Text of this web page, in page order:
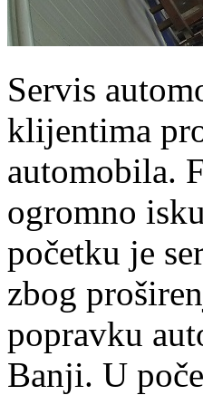
Servis
klijentima
automobila.
ogromno
početku je
zbog
popravku
Banji. U